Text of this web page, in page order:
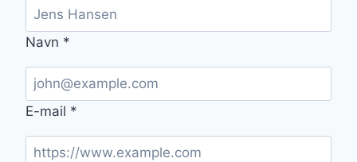
Navn *
E-mail *